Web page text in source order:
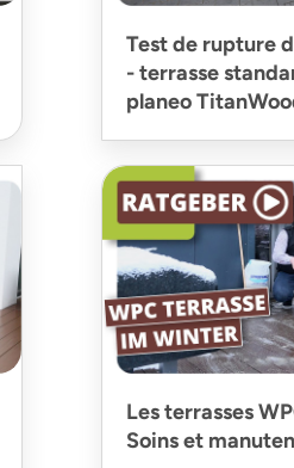
Test de rupture
- terrasse
planeo
Les terrasses
Soins et